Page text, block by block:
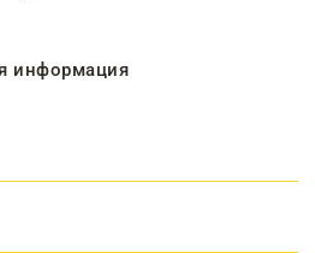
информация